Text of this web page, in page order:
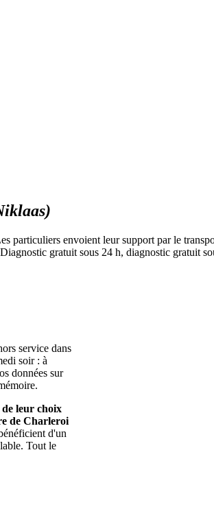
particuliers envoient leur support par le
gratuit sous 24 h, diagnostic gratuit
service dans
soir : à
données sur
leur choix
de Charleroi
d'un
Tout le